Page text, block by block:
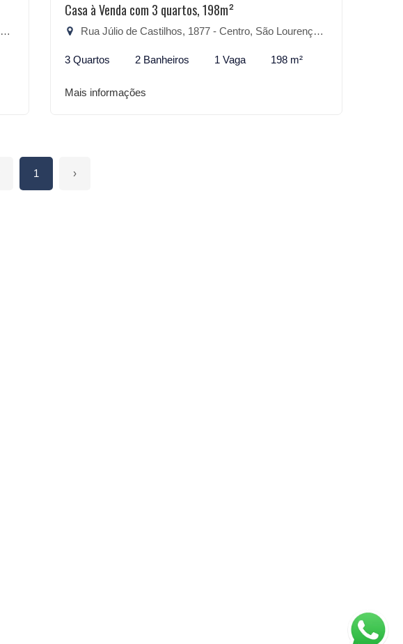
Casa à Venda com 3 quartos, 198m²
Rua Júlio de Castilhos, 1877 - Centro, São Lourenço do Sul-RS
3 Quartos 2 Banheiros 1 Vaga 198 m²
Mais informações
1 ›